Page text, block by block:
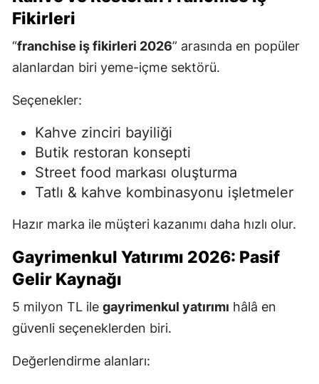
Fikirleri
“franchise iş fikirleri 2026” arasında en popüler
alanlardan biri yeme-içme sektörü.
Seçenekler:
Kahve zinciri bayiliği
Butik restoran konsepti
Street food markası oluşturma
Tatlı & kahve kombinasyonu işletmeler
Hazır marka ile müşteri kazanımı daha hızlı olur.
Gayrimenkul Yatırımı 2026: Pasif
Gelir Kaynağı
5 milyon TL ile gayrimenkul yatırımı hâlâ en
güvenli seçeneklerden biri.
Değerlendirme alanları: